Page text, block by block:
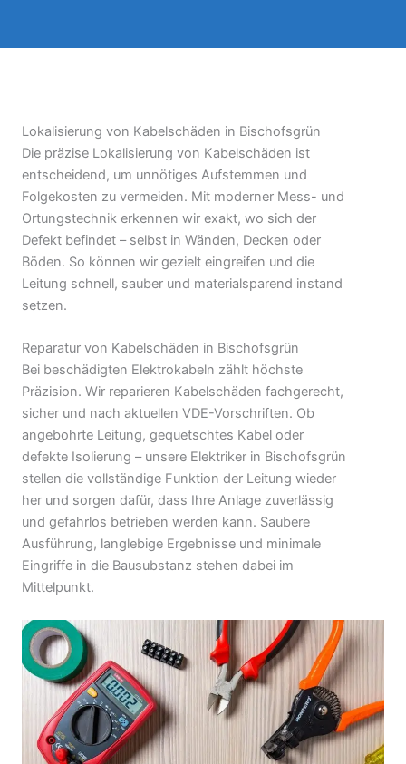
Lokalisierung von Kabelschäden in Bischofsgrün
Die präzise Lokalisierung von Kabelschäden ist
entscheidend, um unnötiges Aufstemmen und
Folgekosten zu vermeiden. Mit moderner Mess- und
Ortungstechnik erkennen wir exakt, wo sich der
Defekt befindet – selbst in Wänden, Decken oder
Böden. So können wir gezielt eingreifen und die
Leitung schnell, sauber und materialsparend instand
setzen.
Reparatur von Kabelschäden in Bischofsgrün
Bei beschädigten Elektrokabeln zählt höchste
Präzision. Wir reparieren Kabelschäden fachgerecht,
sicher und nach aktuellen VDE-Vorschriften. Ob
angebohrte Leitung, gequetschtes Kabel oder
defekte Isolierung – unsere Elektriker in Bischofsgrün
stellen die vollständige Funktion der Leitung wieder
her und sorgen dafür, dass Ihre Anlage zuverlässig
und gefahrlos betrieben werden kann. Saubere
Ausführung, langlebige Ergebnisse und minimale
Eingriffe in die Bausubstanz stehen dabei im
Mittelpunkt.